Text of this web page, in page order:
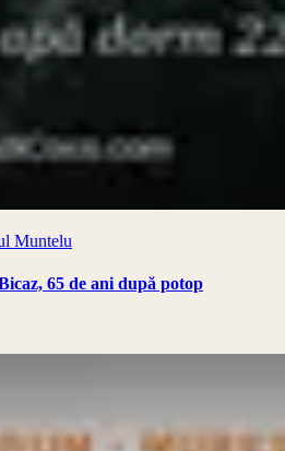
Muntelu
65 de ani după potop